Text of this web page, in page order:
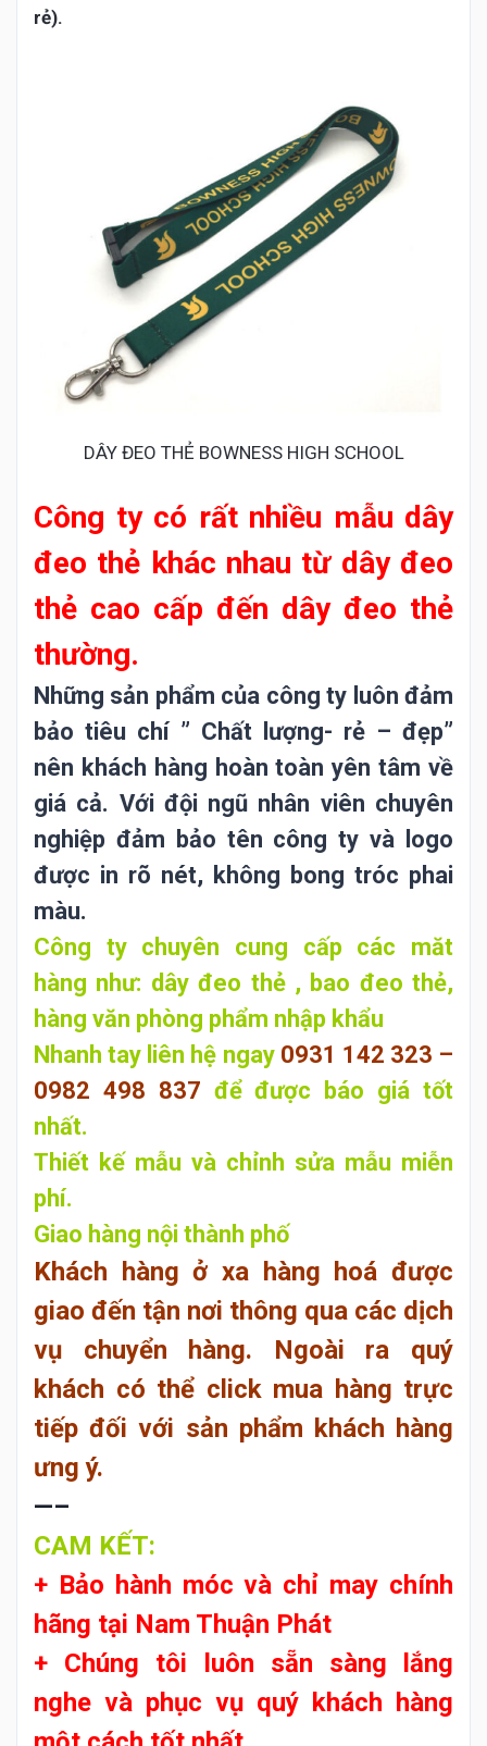
rẻ).
DÂY ĐEO THẺ BOWNESS HIGH SCHOOL
Công ty có rất nhiều mẫu dây
đeo thẻ khác nhau từ dây đeo
thẻ cao cấp đến dây đeo thẻ
thường.
Những sản phẩm của công ty luôn đảm
bảo tiêu chí ” Chất lượng- rẻ – đẹp”
nên khách hàng hoàn toàn yên tâm về
giá cả. Với đội ngũ nhân viên chuyên
nghiệp đảm bảo tên công ty và logo
được in rõ nét, không bong tróc phai
màu.
Công ty chuyên cung cấp các măt
hàng như: dây đeo thẻ , bao đeo thẻ,
hàng văn phòng phẩm nhập khẩu
Nhanh tay liên hệ ngay 0931 142 323 –
0982 498 837 đểđược báo giá tốt
nhất.
Thiết kế mẫu và chỉnh sửa mẫu miễn
phí.
Giao hàng nội thành phố
Khách hàng ở xa hàng hoá được
giao đến tận nơi thông qua các dịch
vụ chuyển hàng. Ngoài ra quý
khách có thể click mua hàng trực
tiếp đối với sản phẩm khách hàng
ưng ý.
—–
CAM KẾT:
+ Bảo hành móc và chỉ may chính
hãng tại Nam Thuận Phát
+ Chúng tôi luôn sẵn sàng lắng
nghe và phục vụ quý khách hàng